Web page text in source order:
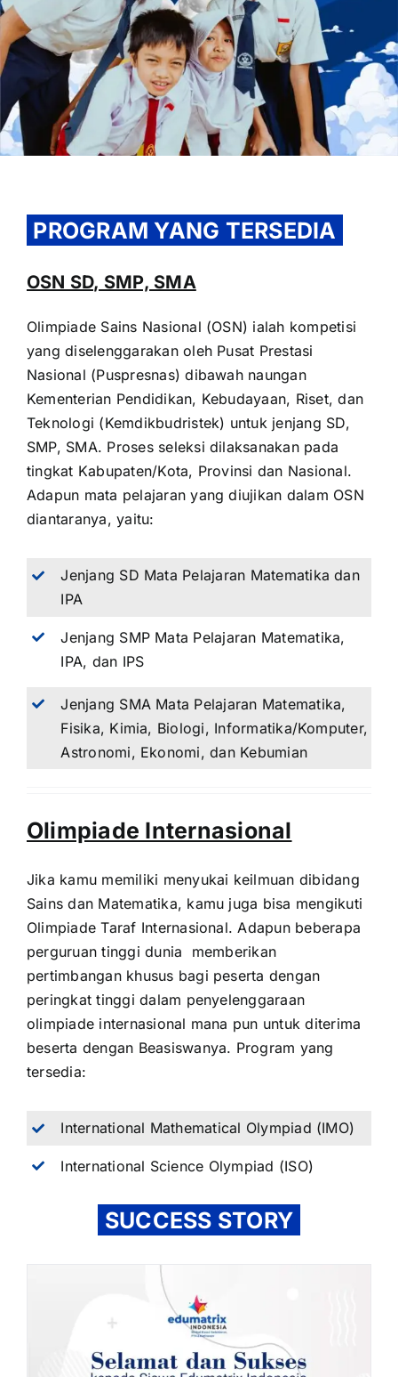
OUR PROGRAM
REGISTRATION
CONTACT US
PROGRAM YANG TERSEDIA
OSN SD, SMP, SMA
Olimpiade Sains Nasional (OSN) ialah kompetisi
yang diselenggarakan oleh Pusat Prestasi
Nasional (Puspresnas) dibawah naungan
Kementerian Pendidikan, Kebudayaan, Riset, dan
Teknologi (Kemdikbudristek) untuk jenjang SD,
SMP, SMA. Proses seleksi dilaksanakan pada
tingkat Kabupaten/Kota, Provinsi dan Nasional.
Adapun mata pelajaran yang diujikan dalam OSN
diantaranya, yaitu:
Jenjang SD Mata Pelajaran Matematika dan
IPA
Jenjang SMP Mata Pelajaran Matematika,
IPA, dan IPS
Jenjang SMA Mata Pelajaran Matematika,
Fisika, Kimia, Biologi, Informatika/Komputer,
Astronomi, Ekonomi, dan Kebumian
Olimpiade Internasional
Jika kamu memiliki menyukai keilmuan dibidang
Sains dan Matematika, kamu juga bisa mengikuti
Olimpiade Taraf Internasional. Adapun beberapa
perguruan tinggi dunia memberikan
pertimbangan khusus bagi peserta dengan
peringkat tinggi dalam penyelenggaraan
olimpiade internasional mana pun untuk diterima
beserta dengan Beasiswanya. Program yang
tersedia:
International Mathematical Olympiad (IMO)
International Science Olympiad (ISO)
SUCCESS STORY